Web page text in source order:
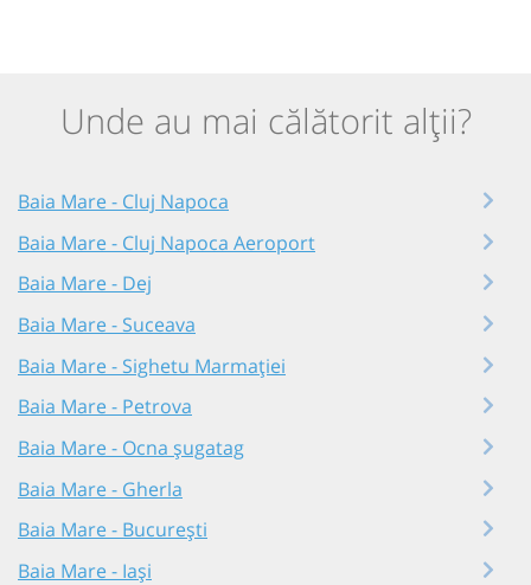
Unde au mai călătorit alții?
Baia Mare - Cluj Napoca
Baia Mare - Cluj Napoca Aeroport
Baia Mare - Dej
Baia Mare - Suceava
Baia Mare - Sighetu Marmației
Baia Mare - Petrova
Baia Mare - Ocna șugatag
Baia Mare - Gherla
Baia Mare - București
Baia Mare - Iași